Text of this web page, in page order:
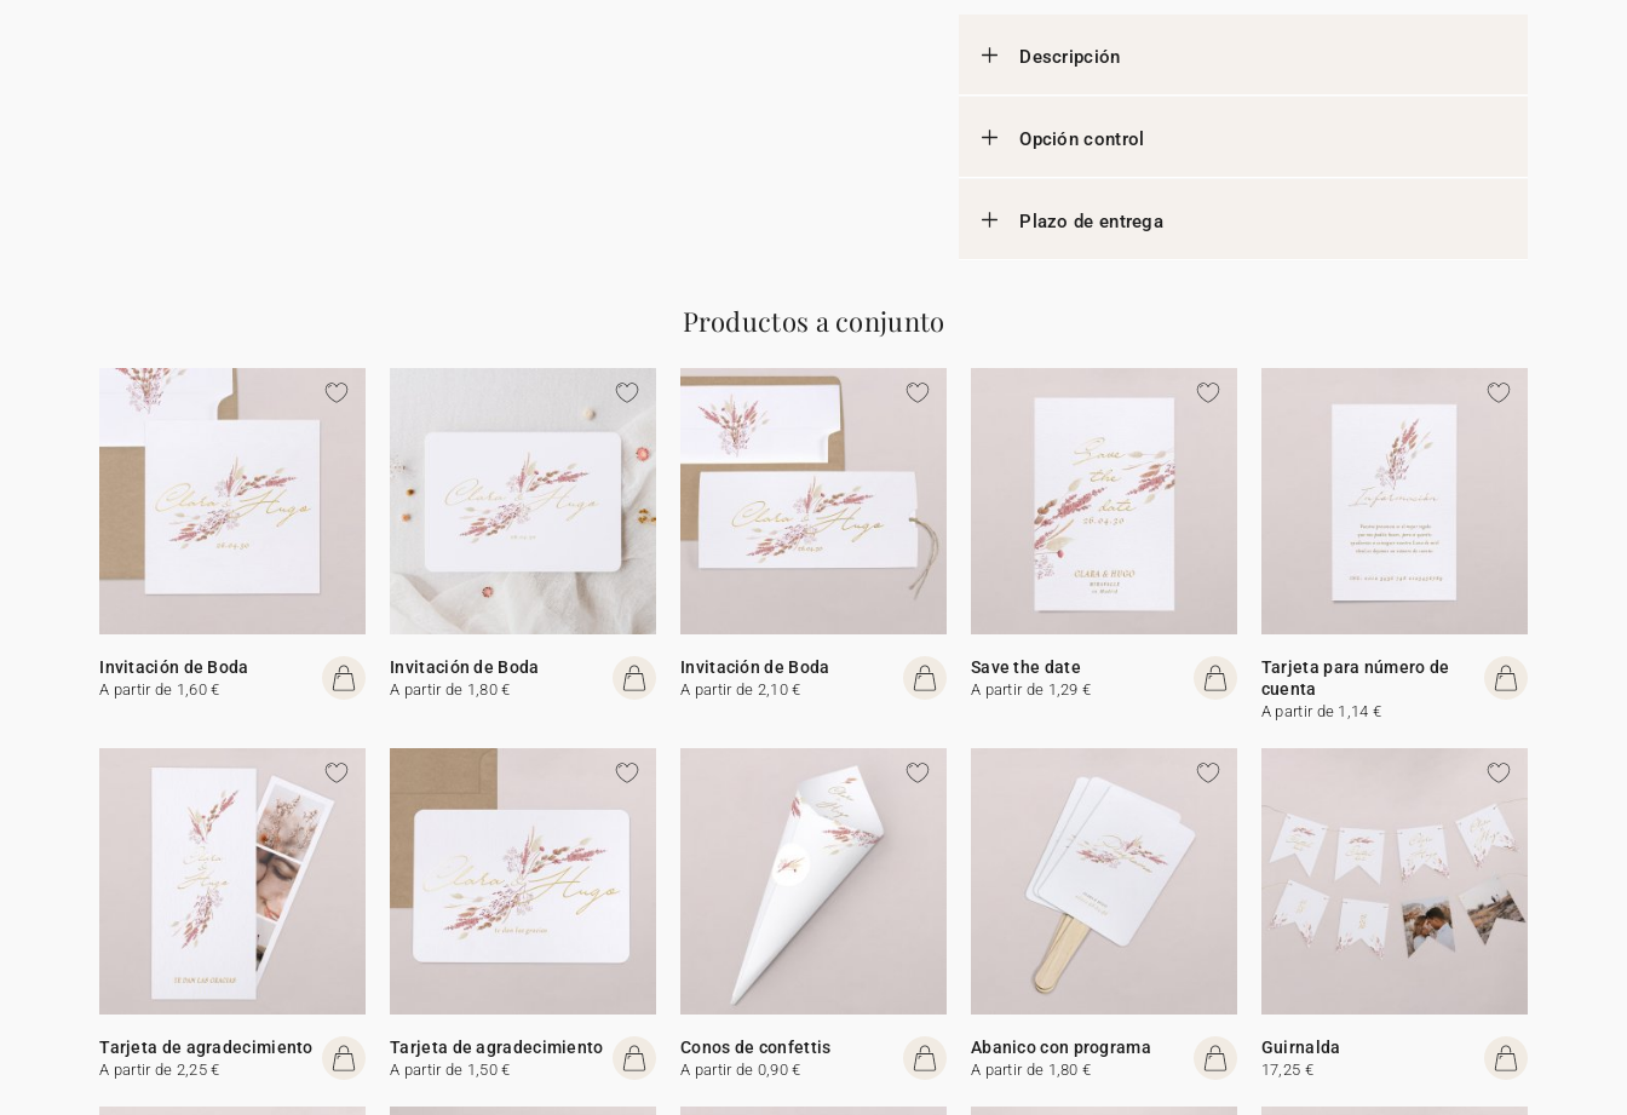
Descripción
Opción control
Plazo de entrega
Productos a conjunto
Invitación de Boda
A partir de 1,60 €
Invitación de Boda
A partir de 1,80 €
Invitación de Boda
A partir de 2,10 €
Save the date
A partir de 1,29 €
Tarjeta para número de
cuenta
A partir de 1,14 €
Tarjeta de agradecimiento
A partir de 2,25 €
Tarjeta de agradecimiento
A partir de 1,50 €
Conos de confettis
A partir de 0,90 €
Abanico con programa
A partir de 1,80 €
Guirnalda
17,25 €